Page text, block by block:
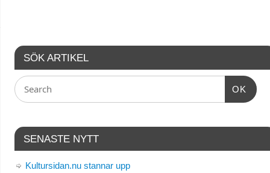
SÖK ARTIKEL
OK
SENASTE NYTT
Kultursidan.nu stannar upp